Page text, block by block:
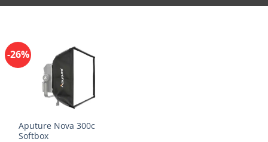
-26%
Aputure Nova 300c
Softbox